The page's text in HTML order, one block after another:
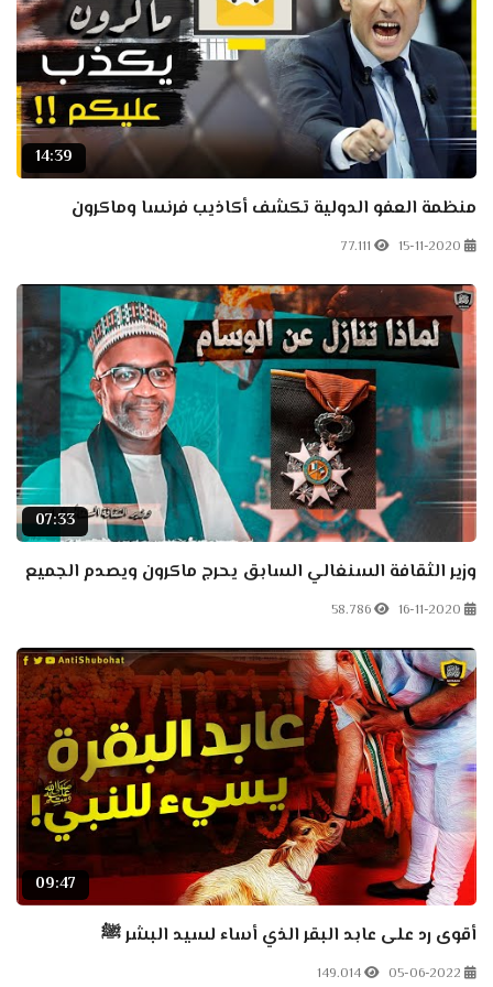
14:39
منظمة العفو الدولية تكشف أكاذيب فرنسا وماكرون
15-11-2020
77.111
07:33
وزير الثقافة السنغالي السابق يحرج ماكرون ويصدم الجميع
16-11-2020
58.786
09:47
أقوى رد على عابد البقر الذي أساء لسيد البشر ﷺ
05-06-2022
149.014